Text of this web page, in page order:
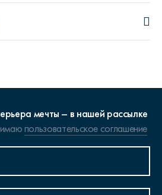
мечты – в нашей рассылке
пользовательское соглашение